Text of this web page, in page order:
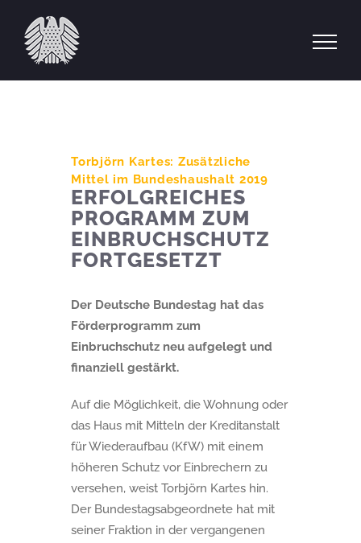
Inhalt
springen
Torbjörn Kartes: Zusätzliche
Mittel im Bundeshaushalt 2019
ERFOLGREICHES
PROGRAMM ZUM
EINBRUCHSCHUTZ
FORTGESETZT
Der Deutsche Bundestag hat das
Förderprogramm zum
Einbruchschutz neu aufgelegt und
finanziell gestärkt.
Auf die Möglichkeit, die Wohnung oder
das Haus mit Mitteln der Kreditanstalt
für Wiederaufbau (KfW) mit einem
höheren Schutz vor Einbrechern zu
versehen, weist Torbjörn Kartes hin.
Der Bundestagsabgeordnete hat mit
seiner Fraktion in der vergangenen